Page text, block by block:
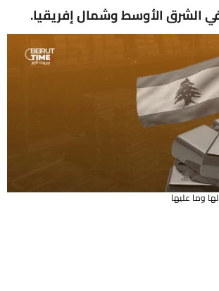
في الشرق الأوسط وشمال إفريقيا.
وما عليها